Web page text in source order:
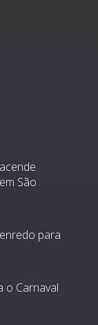
São
para
o Carnaval